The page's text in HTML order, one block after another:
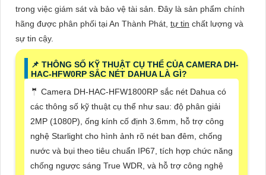
trong việc giám sát và bảo vệ tài sản. Đây là sản phẩm chính
hãng được phân phối tại An Thành Phát, tự tin chất lượng và
sự tin cậy.
📌 THÔNG SỐ KỸ THUẬT CỤ THỂ CỦA CAMERA DH-
HAC-HFW0RP SẮC NÉT DAHUA LÀ GÌ?
🤵 Camera DH-HAC-HFW1800RP sắc nét Dahua có
các thông số kỹ thuật cụ thể như sau: độ phân giải
2MP (1080P), ống kính cố định 3.6mm, hỗ trợ công
nghệ Starlight cho hình ảnh rõ nét ban đêm, chống
nước và bụi theo tiêu chuẩn IP67, tích hợp chức năng
chống ngược sáng True WDR, và hỗ trợ công nghệ